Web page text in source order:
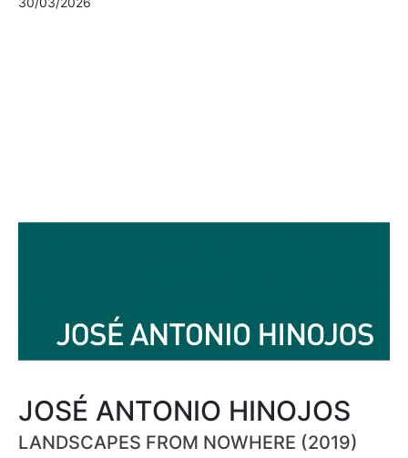
JOSÉ ANTONIO HINOJOS
LANDSCAPES FROM NOWHERE (2019)